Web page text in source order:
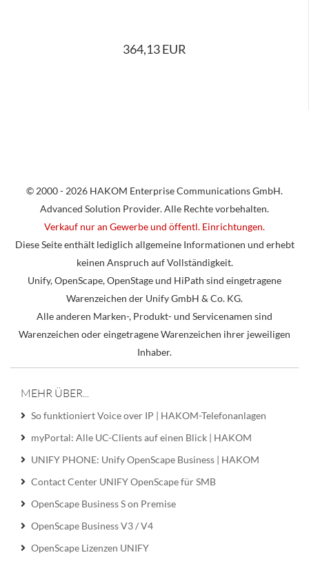
364,13 EUR
© 2000 - 2026 HAKOM Enterprise Communications GmbH.
Advanced Solution Provider. Alle Rechte vorbehalten.
Verkauf nur an Gewerbe und öffentl. Einrichtungen.
Diese Seite enthält lediglich allgemeine Informationen und erhebt
keinen Anspruch auf Vollständigkeit.
Unify, OpenScape, OpenStage und HiPath sind eingetragene
Warenzeichen der Unify GmbH & Co. KG.
Alle anderen Marken-, Produkt- und Servicenamen sind
Warenzeichen oder eingetragene Warenzeichen ihrer jeweiligen
Inhaber.
MEHR ÜBER...
So funktioniert Voice over IP | HAKOM-Telefonanlagen
myPortal: Alle UC-Clients auf einen Blick | HAKOM
UNIFY PHONE: Unify OpenScape Business | HAKOM
Contact Center UNIFY OpenScape für SMB
OpenScape Business S on Premise
OpenScape Business V3 / V4
OpenScape Lizenzen UNIFY